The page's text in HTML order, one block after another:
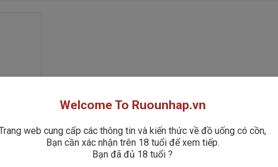
Welcome To Ruounhap.vn
web cung cấp các thông tin và kiến thức về đồ uống có cồn,
Bạn cần xác nhận trên 18 tuổi để xem tiếp.
Bạn đã đủ 18 tuổi ?